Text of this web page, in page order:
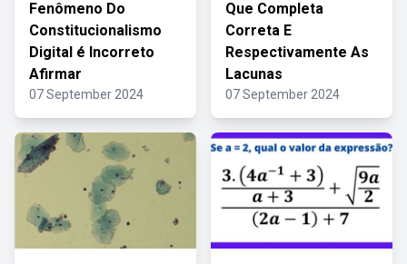
Fenômeno Do
Constitucionalismo
Digital é Incorreto
Afirmar
07 September 2024
Que Completa
Correta E
Respectivamente As
Lacunas
07 September 2024